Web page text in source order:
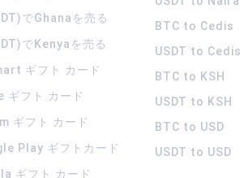
でGhanaを売る
でKenyaを売る
ギフト カード
ギフト カード
ギフト カード
Play ギフトカード
ギフト カード
BTC to Cedis
USDT to Cedis
BTC to KSH
USDT to KSH
BTC to USD
USDT to USD